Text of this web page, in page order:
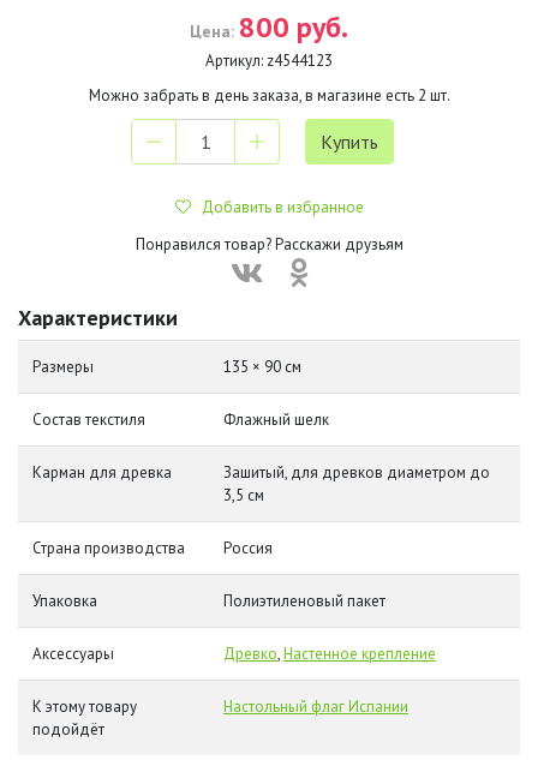
Цена: 800 руб.
Артикул: z4544123
Можно забрать в день заказа, в магазине есть 2 шт.
Добавить в избранное
Понравился товар? Расскажи друзьям
Характеристики
Размеры 135 × 90 см
Состав текстиля Флажный шелк
Карман для древка
Зашитый, для древков диаметром до
3,5 см
Страна производства Россия
Упаковка Полиэтиленовый пакет
Аксессуары Древко,Настенное крепление
К этому товару
подойдёт
Настольный флаг Испании